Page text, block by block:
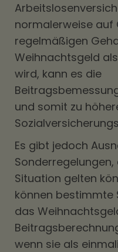
normalerweise auf
regelmäßigen
Weihnachtsgeld
wird, kann es die
und somit zu
Es gibt jedoch
Situation gelten
können bestimmte
das
wenn sie als